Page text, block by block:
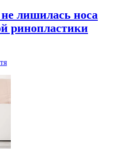
лишилась носа
ринопластики